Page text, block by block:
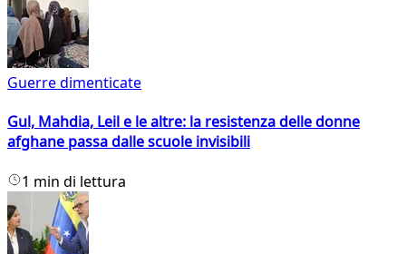
Guerre dimenticate
Gul, Mahdia, Leil e le altre: la resistenza delle donne
afghane passa dalle scuole invisibili
1 min di lettura